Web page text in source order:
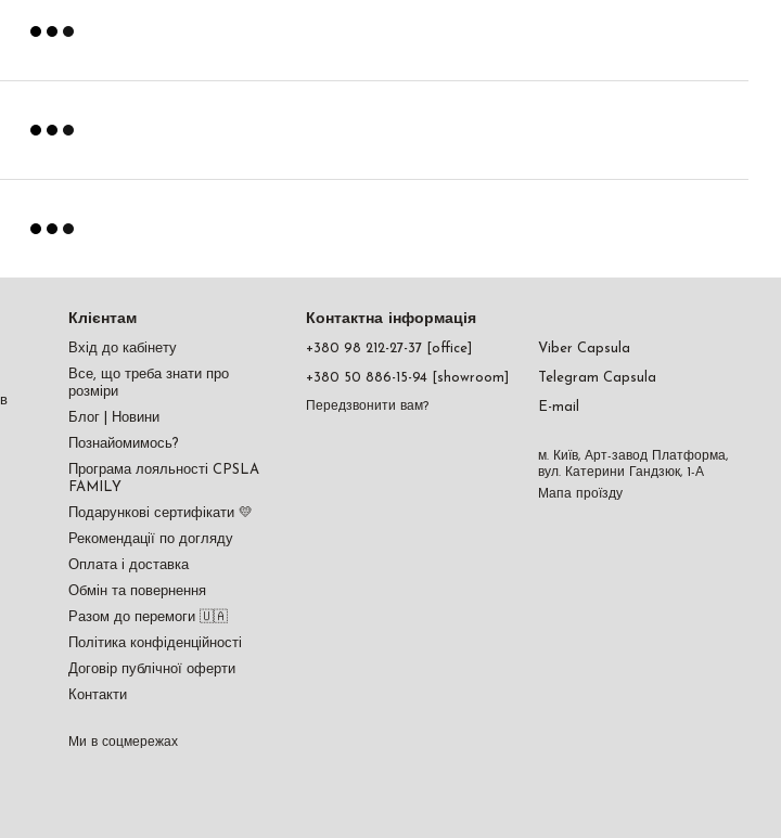
Клієнтам
Вхід до кабінету
Все, що треба знати про
розміри
Блог | Новини
Познайомимось?
Програма лояльності CPSLA
FAMILY
Подарункові сертифікати 💛
Рекомендації по догляду
Оплата і доставка
Обмін та повернення
Разом до перемоги 🇺🇦
Політика конфіденційності
Договір публічної оферти
Контакти
Ми в соцмережах
Контактна інформація
+380 98 212-27-37 [office]
+380 50 886-15-94 [showroom]
Передзвонити вам?
Viber Capsula
Telegram Capsula
E-mail
м. Київ, Арт-завод Платформа,
вул. Катерини Гандзюк, 1-А
Мапа проїзду